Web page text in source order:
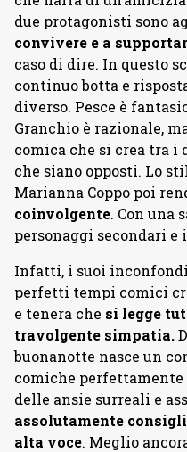
due protagonisti sono
convivere e a
caso di dire. In questo
continuo botta e
diverso. Pesce è
Granchio è razionale,
comica che si crea tra i
che siano opposti. Lo
Marianna Coppo poi
coinvolgente. Con una
personaggi secondari e
Infatti, i suoi
perfetti tempi comici
e tenera che si legge
travolgente simpatia.
buonanotte nasce un
comiche perfettamente
delle ansie surreali e
assolutamente
alta voce. Meglio